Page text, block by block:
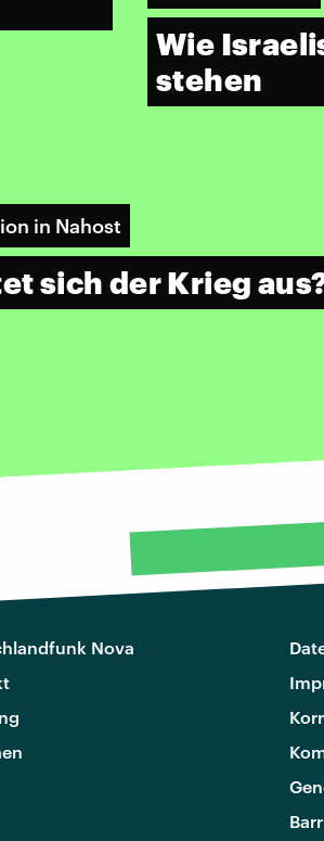
Wie
stehen
in Nahost
sich der Krieg
Nova